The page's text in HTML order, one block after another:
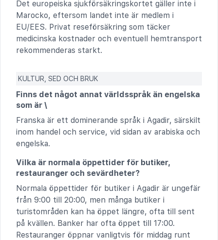
Det europeiska sjukförsäkringskortet gäller inte i
Marocko, eftersom landet inte är medlem i
EU/EES. Privat reseförsäkring som täcker
medicinska kostnader och eventuell hemtransport
rekommenderas starkt.
KULTUR, SED OCH BRUK
Finns det något annat världsspråk än engelska
som är \
Franska är ett dominerande språk i Agadir, särskilt
inom handel och service, vid sidan av arabiska och
engelska.
Vilka är normala öppettider för butiker,
restauranger och sevärdheter?
Normala öppettider för butiker i Agadir är ungefär
från 9:00 till 20:00, men många butiker i
turistområden kan ha öppet längre, ofta till sent
på kvällen. Banker har ofta öppet till 17:00.
Restauranger öppnar vanligtvis för middag runt